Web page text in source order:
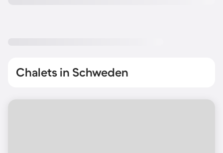
Chalets in Schweden